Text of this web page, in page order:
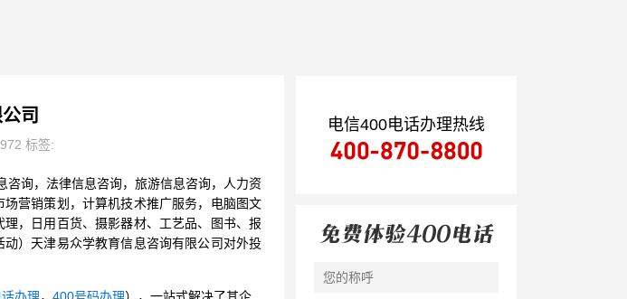
司
标签:
询，法律信息咨询，旅游信息咨询，人力资
营销策划，计算机技术推广服务，电脑图文
，日用百货、摄影器材、工艺品、图书、报
）天津易众学教育信息咨询有限公司对外投
电信400电话办理热线